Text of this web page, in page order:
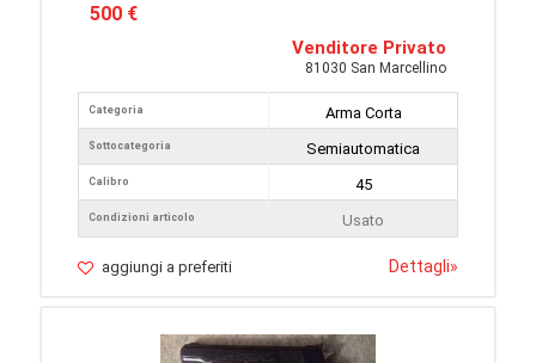
500 €
Venditore Privato
81030 San Marcellino
Categoria
Sottocategoria
Calibro
Condizioni articolo
Arma Corta
Semiautomatica
45
Usato
aggiungi a preferiti Dettagli»